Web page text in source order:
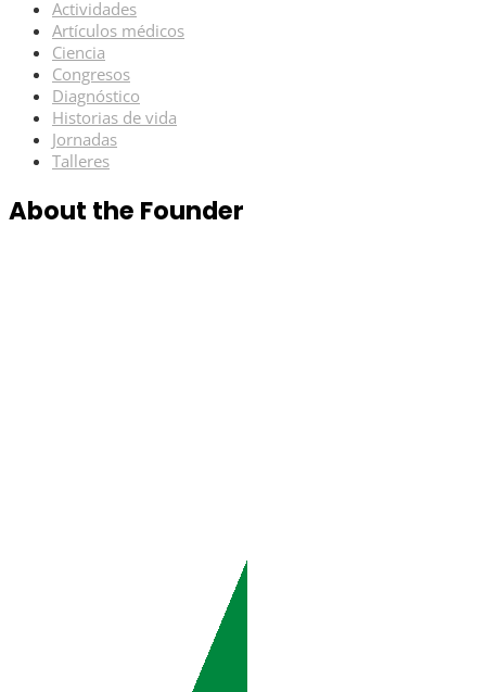
Actividades
Artículos médicos
Ciencia
Congresos
Diagnóstico
Historias de vida
Jornadas
Talleres
About the Founder